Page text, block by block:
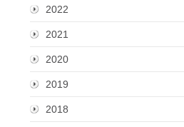
2022
2021
2020
2019
2018